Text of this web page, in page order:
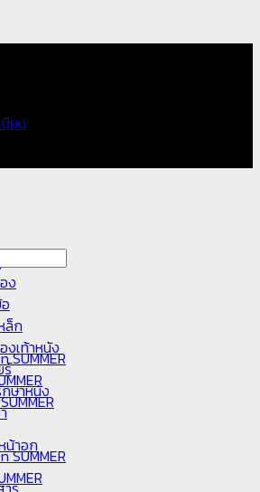
ยน
ง
ล็ก
เท้าหนัง
ร์
ษาหนัง
SUMMER
SUMMER
น้าอก